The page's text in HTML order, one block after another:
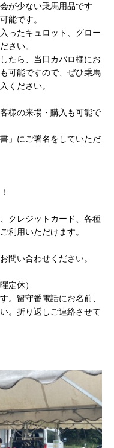
が少ない乗馬用品です
能です。
ったキュロット、グロー
さい。
たら、当日カバロ様にお
可能ですので、ぜひ乗馬
ください。
様の来場・購入も可能で
」にご署名をしていただ
クレジットカード、各種
利用いただけます。
問い合わせください。
定休）
。留守番電話にお名前、
。折り返しご連絡させて